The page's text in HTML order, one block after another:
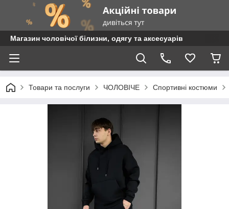
Магазин чоловічої білизни, одягу та аксесуарів
Товари та послуги ЧОЛОВІЧЕ Спортивні костюми